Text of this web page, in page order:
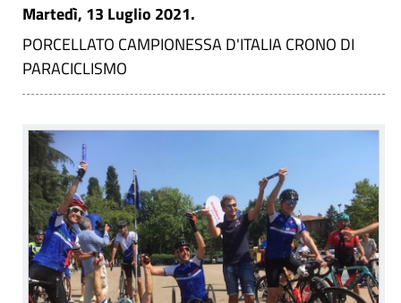
Martedì, 13 Luglio 2021.
PORCELLATO CAMPIONESSA D'ITALIA CRONO DI
PARACICLISMO